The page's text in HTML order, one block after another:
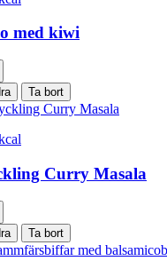
med kiwi
Ta bort
Curry Masala
Ta bort